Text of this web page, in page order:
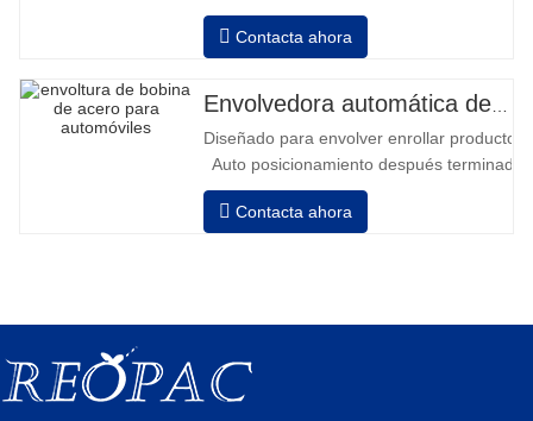
avanzar y retroceder • Operación fuera
de la columna • 2 baterías serie 12V /
batería llena 120-130 palets • Cargador
tiempo de carga aprox. 8-10h
Contacta ahora
Diseñado para envolver enrollar
Auto posicionamiento después
velocidad, estiramiento fuerza puede ser
Neumático superior plato a prensa bobina
Contacta ahora